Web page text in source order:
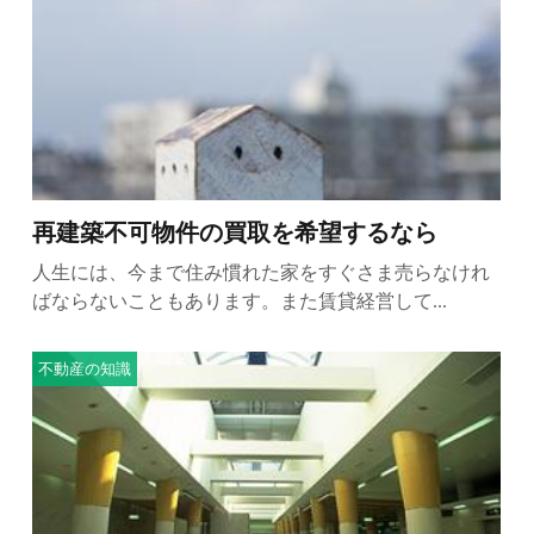
再建築不可物件の買取を希望するなら
人生には、今まで住み慣れた家をすぐさま売らなけれ
ばならないこともあります。また賃貸経営して...
不動産の知識